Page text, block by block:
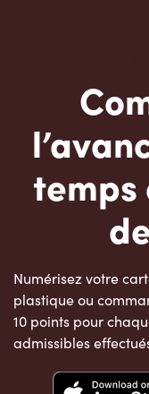
temps
Numérisez votre
plastique ou
10 points pour
admissibles